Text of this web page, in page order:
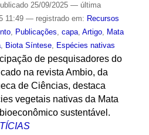
25/09/2025 — última
11:49 — registrado em: Recursos
, Publicações, capa, Artigo, Mata
, Biota Síntese, Espécies nativas
de pesquisadores do
na revista Ambio, da
de Ciências, destaca
vegetais nativas da Mata
sustentável.